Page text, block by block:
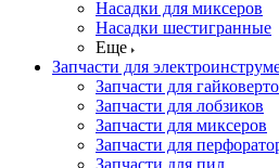
Насадки для миксеров
Насадки шестигранные
Еще
Запчасти для
Запчасти для
Запчасти для лобзиков
Запчасти для миксеров
Запчасти для
Запчасти для пил